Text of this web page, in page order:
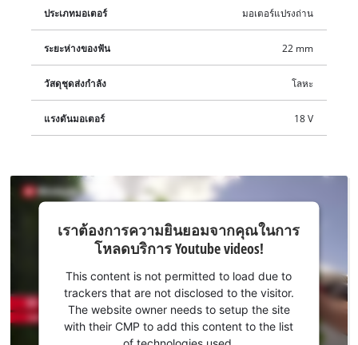
ประเภทมอเตอร์ มอเตอร์แปรงถ่าน
ระยะห่างของฟัน 22 mm
วัสดุชุดส่งกำลัง โลหะ
แรงดันมอเตอร์ 18 V
ต้องการ
จากคุณ
ในการ
โหลด
เราต้องการความยินยอมจากคุณในการ
โหลดบริการ Youtube videos!
This content is not permitted to load due to
trackers that are not disclosed to the visitor.
The website owner needs to setup the site
with their CMP to add this content to the list